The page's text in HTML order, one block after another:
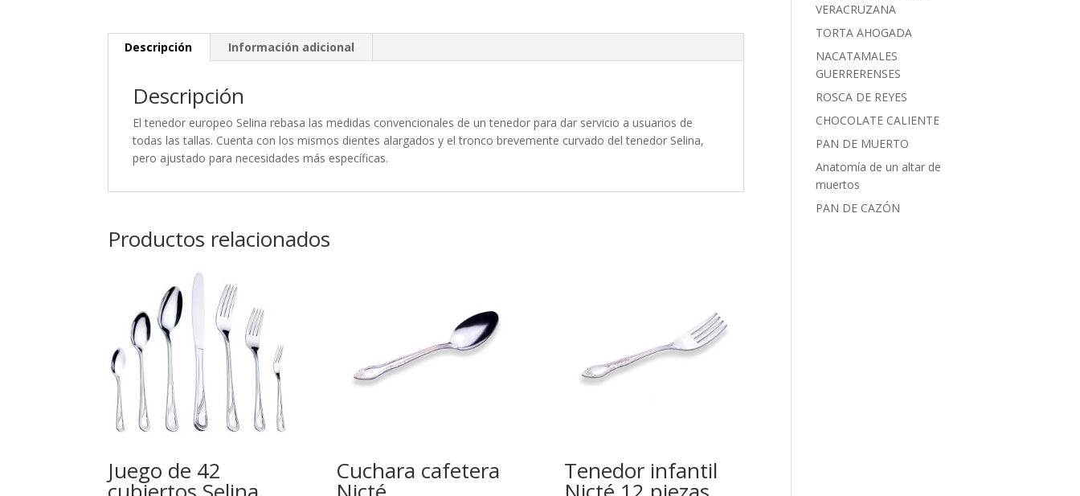
Descripción Información adicional
Descripción
El tenedor europeo Selina rebasa las medidas convencionales de un tenedor para dar servicio a usuarios de
todas las tallas. Cuenta con los mismos dientes alargados y el tronco brevemente curvado del tenedor Selina,
pero ajustado para necesidades más específicas.
Productos relacionados
Juego de 42 Cuchara cafetera Tenedor infantil
VERACRUZANA
TORTA AHOGADA
NACATAMALES
GUERRERENSES
ROSCA DE REYES
CHOCOLATE CALIENTE
PAN DE MUERTO
Anatomía de un altar de
muertos
PAN DE CAZÓN